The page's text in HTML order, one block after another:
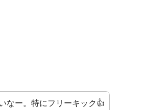
なー。特にフリーキック👍️